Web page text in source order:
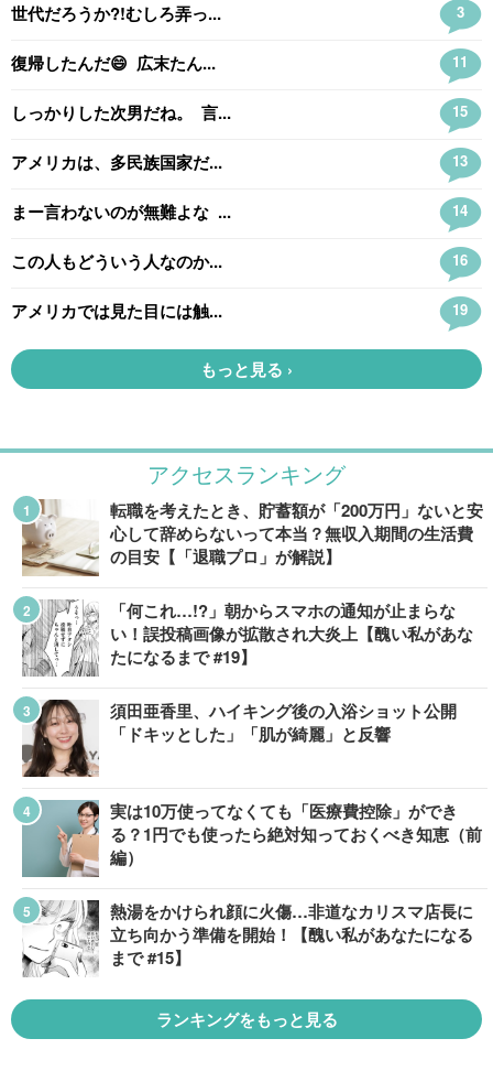
アクセスランキング
転職を考えたとき、貯蓄額が「200万円」ないと安
心して辞めらないって本当？無収入期間の生活費
の目安【「退職プロ」が解説】
「何これ…!?」朝からスマホの通知が止まらな
い！誤投稿画像が拡散され大炎上【醜い私があな
たになるまで #19】
須田亜香里、ハイキング後の入浴ショット公開
「ドキッとした」「肌が綺麗」と反響
実は10万使ってなくても「医療費控除」ができ
る？1円でも使ったら絶対知っておくべき知恵（前
編）
熱湯をかけられ顔に火傷…非道なカリスマ店長に
立ち向かう準備を開始！【醜い私があなたになる
まで #15】
ランキングをもっと見る